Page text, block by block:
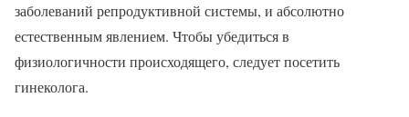
заболеваний репродуктивной системы, и абсолютно
естественным явлением. Чтобы убедиться в
физиологичности происходящего, следует посетить
гинеколога.